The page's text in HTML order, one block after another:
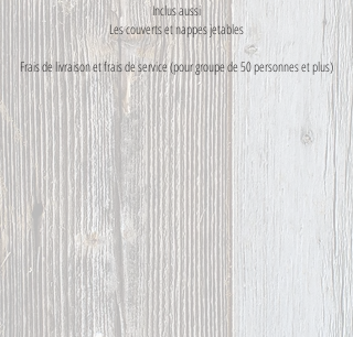
Inclus aussi
Les couverts et nappes jetables
Frais de livraison et frais de service (pour groupe de 50 personnes et plus)